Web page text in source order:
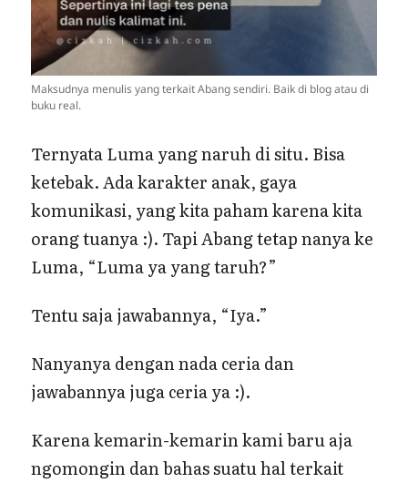
Maksudnya menulis yang terkait Abang sendiri. Baik di blog atau di
buku real.
Ternyata Luma yang naruh di situ. Bisa
ketebak. Ada karakter anak, gaya
komunikasi, yang kita paham karena kita
orang tuanya :). Tapi Abang tetap nanya ke
Luma, “Luma ya yang taruh?”
Tentu saja jawabannya, “Iya.”
Nanyanya dengan nada ceria dan
jawabannya juga ceria ya :).
Karena kemarin-kemarin kami baru aja
ngomongin dan bahas suatu hal terkait